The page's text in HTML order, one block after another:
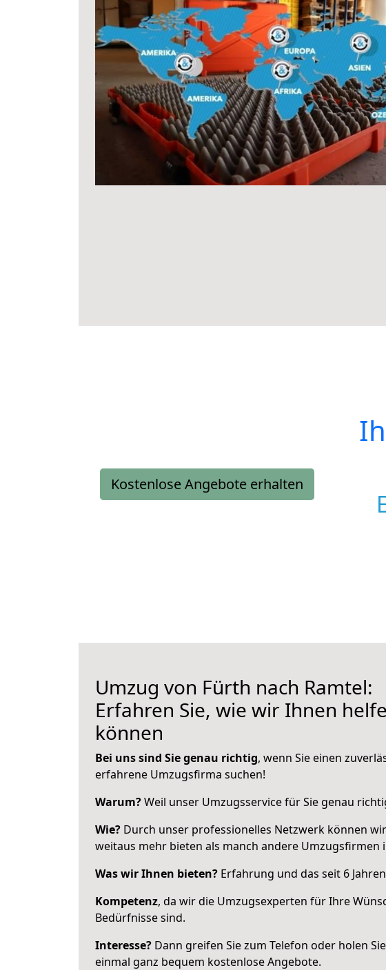
Kostenlose Angebote erhalten
Umzug von Fürth nach Ramtel:
Erfahren Sie, wie wir Ihnen
können
Bei uns sind Sie genau richtig, wenn Sie einen
erfahrene Umzugsfirma suchen!
Warum?Weil unser Umzugsservice für Sie genau
Wie? Durch unser professionelles Netzwerk können
weitaus mehr bieten als manch andere Umzugsfirmen
Was wir Ihnen bieten? Erfahrung und das seit 6
Kompetenz, da wir die Umzugsexperten für Ihre
Bedürfnisse sind.
Interesse? Dann greifen Sie zum Telefon oder holen
einmal ganz bequem kostenlose Angebote.